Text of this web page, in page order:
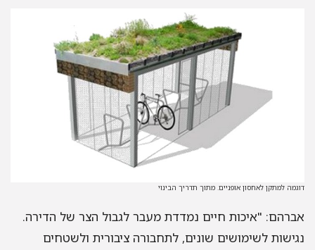
דוגמה למתקן לאחסון אופניים. מתוך תדריך הבינוי
אברהם: "איכות חיים נמדדת מעבר לגבול הצר של הדירה.
נגישות לשימושים שונים, לתחבורה ציבורית ולשטחים